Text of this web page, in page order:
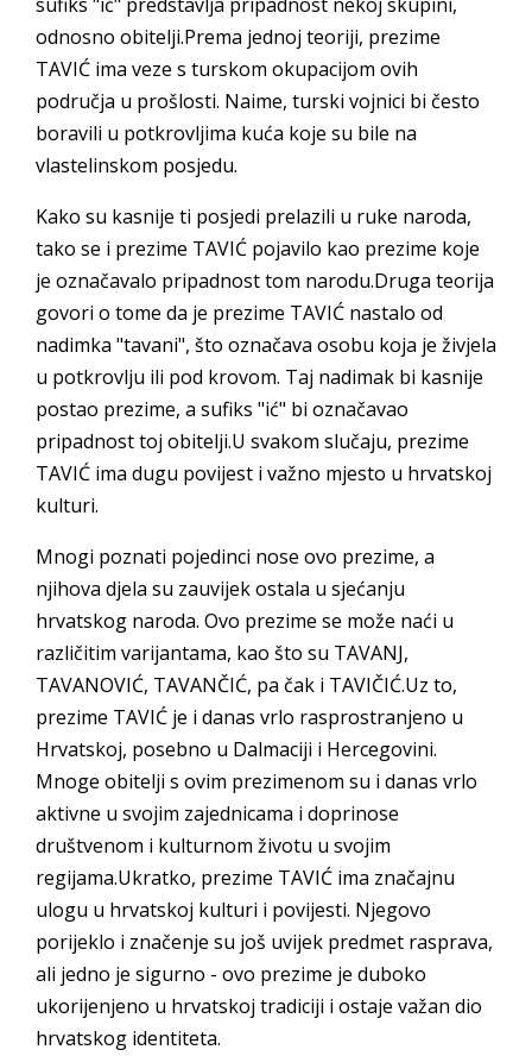
odnosno obitelji.Prema jednoj teoriji, prezime
TAVIĆ ima veze s turskom okupacijom ovih
područja u prošlosti. Naime, turski vojnici bi često
boravili u potkrovljima kuća koje su bile na
vlastelinskom posjedu.
Kako su kasnije ti posjedi prelazili u ruke naroda,
tako se i prezime TAVIĆ pojavilo kao prezime koje
je označavalo pripadnost tom narodu.Druga teorija
govori o tome da je prezime TAVIĆ nastalo od
nadimka "tavani", što označava osobu koja je živjela
u potkrovlju ili pod krovom. Taj nadimak bi kasnije
postao prezime, a sufiks "ić" bi označavao
pripadnost toj obitelji.U svakom slučaju, prezime
TAVIĆ ima dugu povijest i važno mjesto u hrvatskoj
kulturi.
Mnogi poznati pojedinci nose ovo prezime, a
njihova djela su zauvijek ostala u sjećanju
hrvatskog naroda. Ovo prezime se može naći u
različitim varijantama, kao što su TAVANJ,
TAVANOVIĆ, TAVANČIĆ, pa čak i TAVIČIĆ.Uz to,
prezime TAVIĆ je i danas vrlo rasprostranjeno u
Hrvatskoj, posebno u Dalmaciji i Hercegovini.
Mnoge obitelji s ovim prezimenom su i danas vrlo
aktivne u svojim zajednicama i doprinose
društvenom i kulturnom životu u svojim
regijama.Ukratko, prezime TAVIĆ ima značajnu
ulogu u hrvatskoj kulturi i povijesti. Njegovo
porijeklo i značenje su još uvijek predmet rasprava,
ali jedno je sigurno - ovo prezime je duboko
ukorijenjeno u hrvatskoj tradiciji i ostaje važan dio
hrvatskog identiteta.